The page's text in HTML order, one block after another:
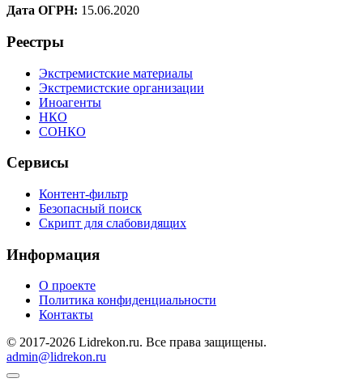
Дата ОГРН: 15.06.2020
Реестры
Экстремистские материалы
Экстремистские организации
Иноагенты
НКО
СОНКО
Сервисы
Контент-фильтр
Безопасный поиск
Скрипт для слабовидящих
Информация
О проекте
Политика конфиденциальности
Контакты
© 2017-2026 Lidrekon.ru. Все права защищены.
admin@lidrekon.ru